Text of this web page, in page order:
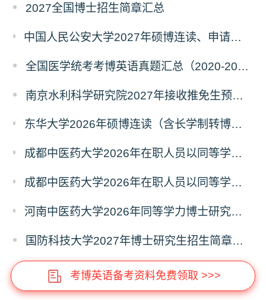
2027全国博士招生简章汇总
中国人民公安大学2027年硕博连读、申请考核、本科直博博士研究生招生报名事宜的通知
全国医学统考考博英语真题汇总（2020-2026年）
南京水利科学研究院2027年接收推免生预报名公告
东华大学2026年硕博连读（含长学制转博）博士研究生拟录取名单公示
成都中医药大学2026年在职人员以同等学力申请中西医结合博士学术学位招生章程
成都中医药大学2026年在职人员以同等学力申请中医博士专业学位招生章程
河南中医药大学2026年同等学力博士研究生招生拟进入复试人员名单公示
国防科技大学2027年博士研究生招生简章（预发版）
考博英语备考资料免费领取 >>>